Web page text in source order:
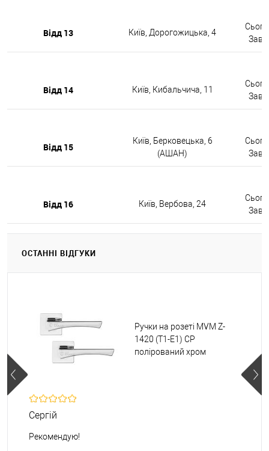
Відд 13 Київ, Дорогожицька, 4
Відд 14 Київ, Кибальчича, 11
Відд 15
Київ, Берковецька, 6
(АШАН)
Відд 16 Київ, Вербова, 24
ОСТАННІ ВІДГУКИ
Ручки на розеті MVM Z-
1420 (T1-E1) CP
полірований хром
Сергій
Рекомендую!